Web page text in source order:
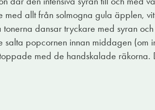
med allt från solmogna gula äpplen,
dansar tryckare med syran
popcornen innan middagen (om
med de handskalade räkorna.